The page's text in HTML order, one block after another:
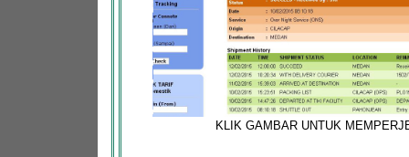
KLIK GAMBAR UNTUK